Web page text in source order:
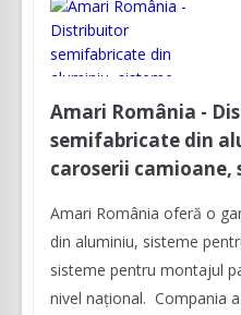
Amari România -
semifabricate din
caroserii
Amari România oferă o
din aluminiu, sisteme
sisteme pentru montajul
nivel naţional. Compania